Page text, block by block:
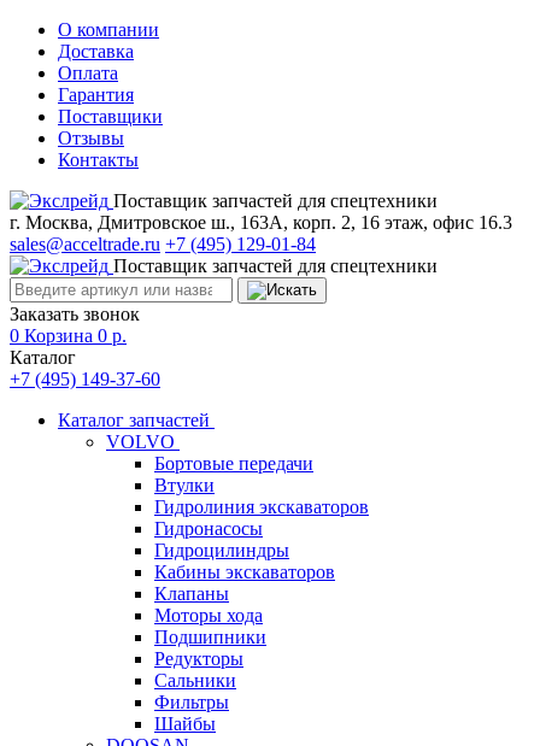
О компании
Доставка
Оплата
Гарантия
Поставщики
Отзывы
Контакты
Поставщик запчастей для спецтехники
г. Москва, Дмитровское ш., 163А, корп. 2, 16 этаж, офис 16.3
sales@acceltrade.ru +7 (495) 129-01-84
Поставщик запчастей для спецтехники
Заказать звонок
0 Корзина 0 р.
Каталог
+7 (495) 149-37-60
Каталог запчастей
VOLVO
Бортовые передачи
Втулки
Гидролиния экскаваторов
Гидронасосы
Гидроцилиндры
Кабины экскаваторов
Клапаны
Моторы хода
Подшипники
Редукторы
Сальники
Фильтры
Шайбы